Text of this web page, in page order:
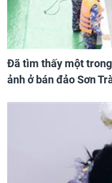
Đã tìm thấy một
ảnh ở bán đảo Sơn